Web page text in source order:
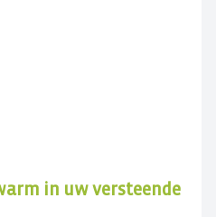
in uw versteende